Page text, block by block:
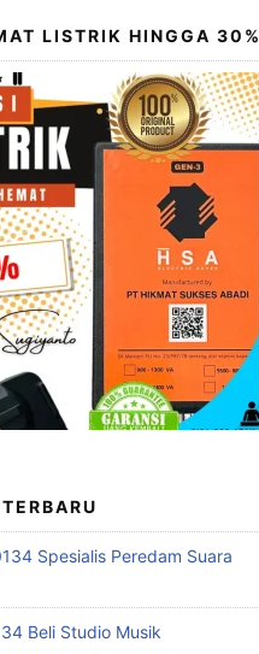
LISTRIK HINGGA 30%
Spesialis Peredam Suara
Beli Studio Musik